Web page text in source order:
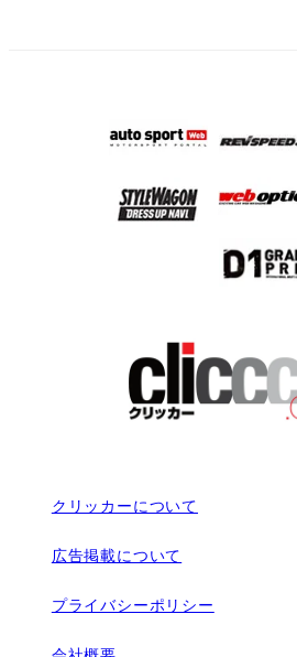
クリッカーについて
広告掲載について
プライバシーポリシー